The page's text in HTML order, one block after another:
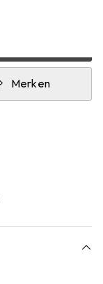
Merken